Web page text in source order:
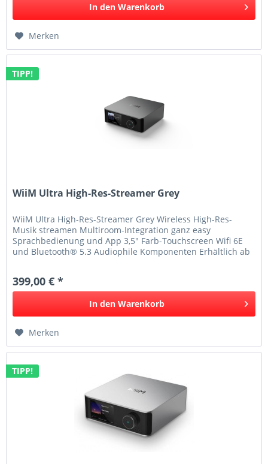
In den Warenkorb
Merken
TIPP!
WiiM Ultra High-Res-Streamer Grey
WiiM Ultra High-Res-Streamer Grey Wireless High-Res-
Musik streamen Multiroom-Integration ganz easy
Sprachbedienung und App 3,5" Farb-Touchscreen Wifi 6E
und Bluetooth® 5.3 Audiophile Komponenten Erhältlich ab
399,00 € *
In den Warenkorb
Merken
TIPP!